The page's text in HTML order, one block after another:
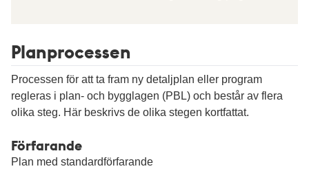
Planprocessen
Processen för att ta fram ny detaljplan eller program
regleras i plan- och bygglagen (PBL) och består av flera
olika steg. Här beskrivs de olika stegen kortfattat.
Förfarande
Plan med standardförfarande